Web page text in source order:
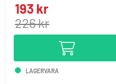
193 kr
226 kr
LAGERVARA